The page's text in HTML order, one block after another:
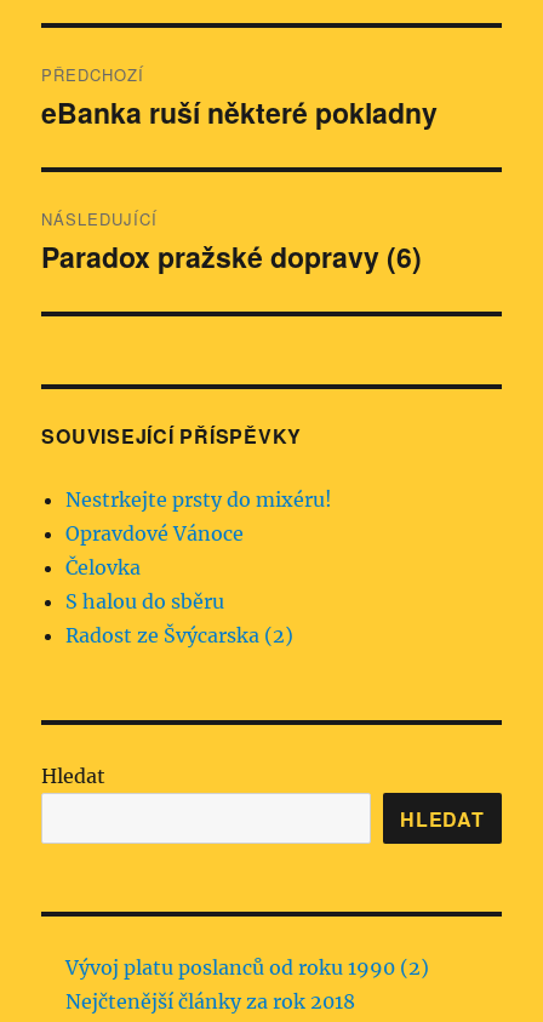
pro
PŘEDCHOZÍ
Předchozí
eBanka ruší některé pokladny
NÁSLEDUJÍCÍ
Následující
Paradox pražské dopravy (6)
SOUVISEJÍCÍ PŘÍSPĚVKY
Nestrkejte prsty do mixéru!
Opravdové Vánoce
Čelovka
S halou do sběru
Radost ze Švýcarska (2)
Hledat
HLEDAT
Vývoj platu poslanců od roku 1990 (2)
Nejčtenější články za rok 2018